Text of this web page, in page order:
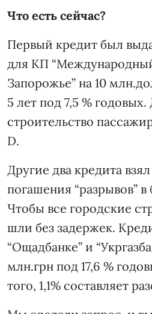
Что есть сейчас?
Первый кредит был
для КП
Запорожье” на 10
5 лет под 7,5 %
строительство
D.
Другие два кредита
погашения “разрывов”
Чтобы все городские
шли без задержек.
“Ощадбанке” и
млн.грн под 17,6 %
того, 1,1% составляет